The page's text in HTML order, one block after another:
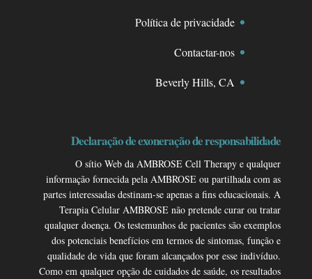
Política de privacidade
Contactar-nos
Beverly Hills, CA
Declaração de exoneração de responsabilidade
O sítio Web da AMBROSE Cell Therapy e qualquer
informação fornecida pela AMBROSE ou partilhada com as
partes interessadas destinam-se apenas a fins educacionais. A
Terapia Celular AMBROSE não pretende curar ou tratar
qualquer doença. Os testemunhos de pacientes são exemplos
dos potenciais benefícios em termos de sintomas, função e
qualidade de vida que foram alcançados por esse indivíduo.
Como em qualquer opção de cuidados de saúde, os resultados